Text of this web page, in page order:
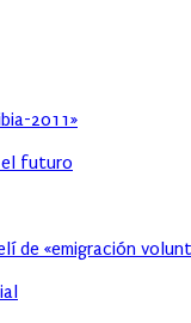
2011»
el futuro
de «emigración